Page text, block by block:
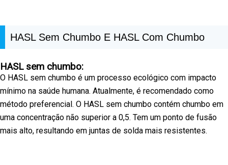
HASL Sem Chumbo E HASL Com Chumbo
HASL sem chumbo:
O HASL sem chumbo é um processo ecológico com impacto
mínimo na saúde humana. Atualmente, é recomendado como
método preferencial. O HASL sem chumbo contém chumbo em
uma concentração não superior a 0,5. Tem um ponto de fusão
mais alto, resultando em juntas de solda mais resistentes.